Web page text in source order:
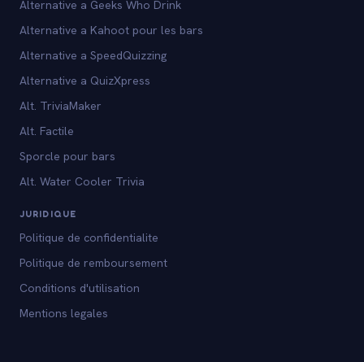
Alternative a Geeks Who Drink
Alternative a Kahoot pour les bars
Alternative a SpeedQuizzing
Alternative a QuizXpress
Alt. TriviaMaker
Alt. Factile
Sporcle pour bars
Alt. Water Cooler Trivia
JURIDIQUE
Politique de confidentialite
Politique de remboursement
Conditions d'utilisation
Mentions legales